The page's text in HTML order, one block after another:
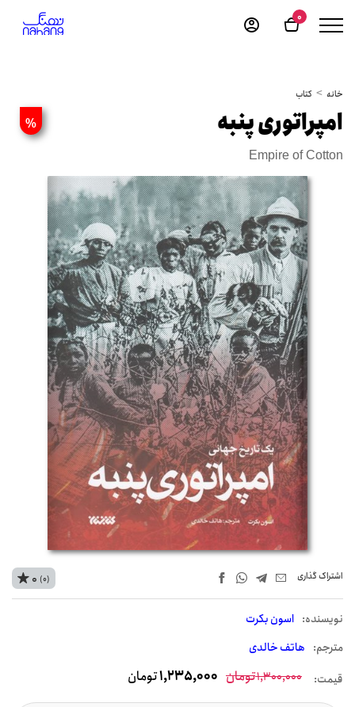
0
خانه کتاب
% امپراتوری پنبه
Empire of Cotton
اشتراک‌ گذاری
نويسنده: اسون بکرت
مترجم: هاتف خالدی
0 (0)
قیمت: 1,300,000تومان 1,235,000تومان